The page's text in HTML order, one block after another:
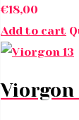
€18,00
Add to cart
Viorgon